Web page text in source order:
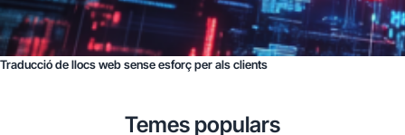
Traducció de llocs web sense esforç per als clients
Temes populars